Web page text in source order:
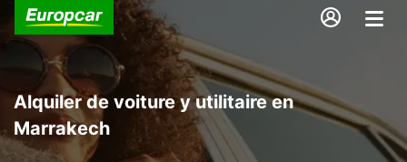
Alquiler de voiture y utilitaire en
Marrakech